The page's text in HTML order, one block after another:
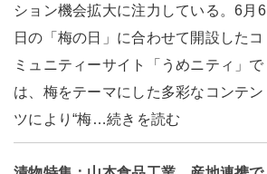
ション機会拡大に注力している。6月6
日の「梅の日」に合わせて開設したコ
ミュニティーサイト「うめニティ」で
は、梅をテーマにした多彩なコンテン
ツにより“梅…続きを読む